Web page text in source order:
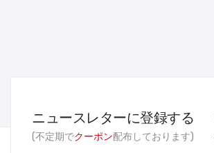
ニュースレターに登録する
(不定期でクーポン配布しております)